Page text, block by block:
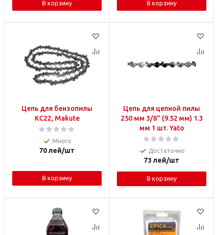
В корзину В корзину
Цепь для бензопилы
KC22, Makute
Много
70лей/шт
В корзину
Цепь для цепной пилы
250 мм 3/8" (9.52 мм) 1.3
мм 1 шт. Yato
Достаточно
73 лей/шт
В корзину